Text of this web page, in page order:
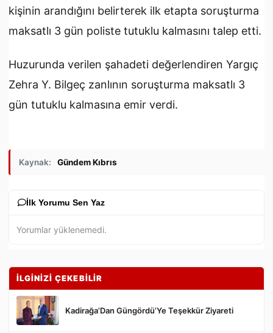
kişinin arandığını belirterek ilk etapta soruşturma
maksatlı 3 gün poliste tutuklu kalmasını talep etti.
Huzurunda verilen şahadeti değerlendiren Yargıç
Zehra Y. Bilgeç zanlının soruşturma maksatlı 3
gün tutuklu kalmasına emir verdi.
Kaynak: Gündem Kıbrıs
İlk Yorumu Sen Yaz
Yorumlar yüklenemedi.
İLGİNİZİ ÇEKEBİLİR
Kadirağa’Dan Güngördü’Ye Teşekkür Ziyareti